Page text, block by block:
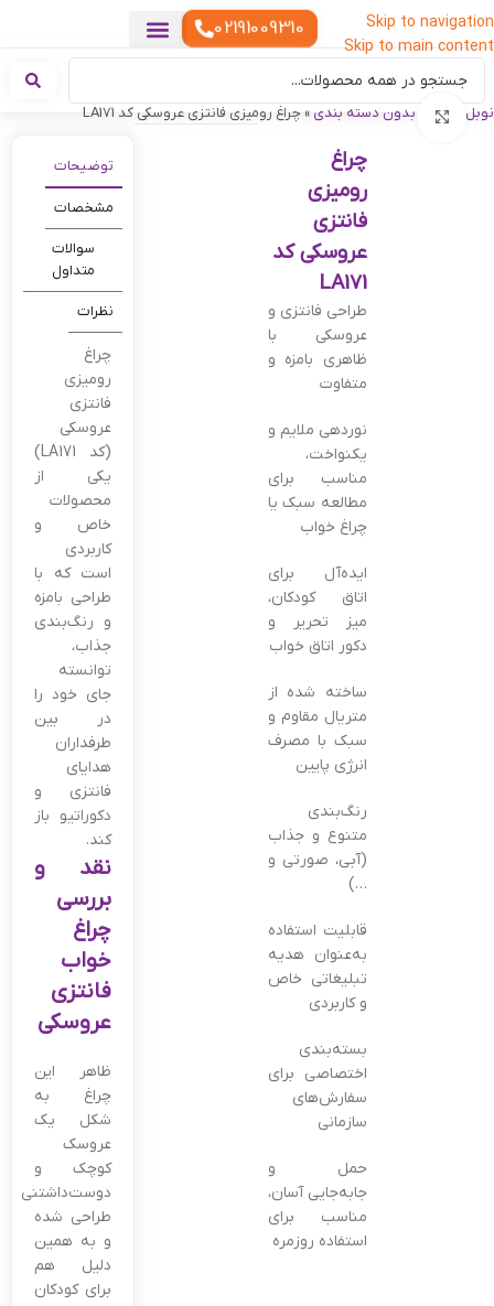
Skip to navigation
Skip to main content
02191009310
نوبل گیفت »بدون دسته بندی »چراغ رومیزی فانتزی عروسکی کد LA171 بزرگنمایی تصویر
چراغ
رومیزی
فانتزی
عروسکی کد
LA171
طراحی فانتزی و
عروسکی با
ظاهری بامزه و
متفاوت
نوردهی ملایم و
یکنواخت،
مناسب برای
مطالعه سبک یا
چراغ خواب
ایده‌آل برای
اتاق کودکان،
میز تحریر و
دکور اتاق خواب
ساخته شده از
متریال مقاوم و
سبک با مصرف
انرژی پایین
رنگ‌بندی
متنوع و جذاب
(آبی، صورتی و
…)
قابلیت استفاده
به‌عنوان هدیه
تبلیغاتی خاص
و کاربردی
بسته‌بندی
اختصاصی برای
سفارش‌های
سازمانی
حمل و
جابه‌جایی آسان،
مناسب برای
استفاده روزمره
توضیحات
مشخصات
سوالات
متداول
نظرات
چراغ
رومیزی
فانتزی
عروسکی
(کد LA171)
یکی از
محصولات
خاص و
کاربردی
است که با
طراحی بامزه
و رنگ‌بندی
جذاب،
توانسته
جای خود را
در بین
طرفداران
هدایای
فانتزی و
دکوراتیو باز
کند.
نقد و
بررسی
چراغ
خواب
فانتزی
عروسکی
ظاهر این
چراغ به
شکل یک
عروسک
کوچک و
دوست‌داشتنی
طراحی شده
و به همین
دلیل هم
برای کودکان